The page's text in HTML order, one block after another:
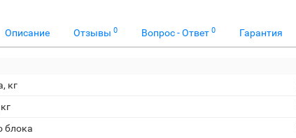
Описание Отзывы 0 Вопрос - Ответ 0 Гарантия
кг
блока